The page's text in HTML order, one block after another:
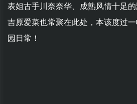
表姐古手川奈奈华、成熟风情十足
吉原爱菜也常聚在此处，本该度过
园日常！